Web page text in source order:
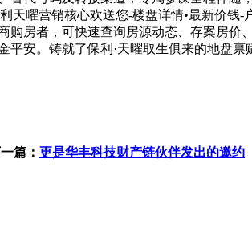
天曜营销核心欢送您-楼盘详情•最新价
购房者，可快速查询房源动态、存案房
安。铸就了保利·天曜取生俱来的地盘
篇： 更是华丰科技财产链伙伴发出的邀约